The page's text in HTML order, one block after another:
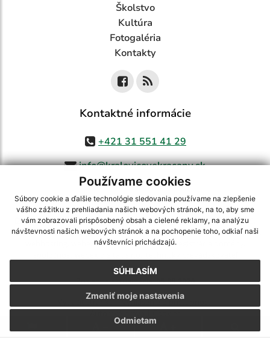
Používame cookies
Súbory cookie a ďalšie technológie sledovania používame na zlepšenie
vášho zážitku z prehliadania našich webových stránok, na to, aby sme
vám zobrazovali prispôsobený obsah a cielené reklamy, na analýzu
návštevnosti našich webových stránok a na pochopenie toho, odkiaľ naši
návštevníci prichádzajú.
SÚHLASÍM
Odmietam
Zmeniť moje nastavenia
Školstvo
Kultúra
Fotogaléria
Kontakty
Kontaktné informácie
+421 31 551 41 29
info@kralovicovekracany.sk
využite možnosť získavania aktuálnych informácií s využitím RSS
CMS systém (redakčný) systém ECHELON 2,Mapa stránok,web portál
webex.digital, s.r.o.,domény,registrácia domény
Posledná aktualizácia:05.08.2026
Vytlačiť stránku|Vyhlásenie o prístupnosti